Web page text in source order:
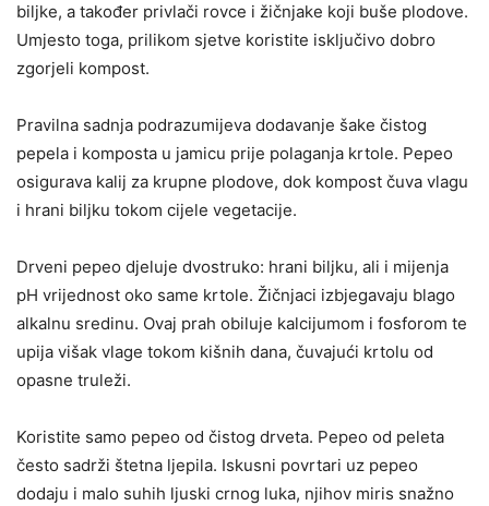
biljke, a također privlači rovce i žičnjake koji buše plodove.
Umjesto toga, prilikom sjetve koristite isključivo dobro
zgorjeli kompost.
Pravilna sadnja podrazumijeva dodavanje šake čistog
pepela i komposta u jamicu prije polaganja krtole. Pepeo
osigurava kalij za krupne plodove, dok kompost čuva vlagu
i hrani biljku tokom cijele vegetacije.
Drveni pepeo djeluje dvostruko: hrani biljku, ali i mijenja
pH vrijednost oko same krtole. Žičnjaci izbjegavaju blago
alkalnu sredinu. Ovaj prah obiluje kalcijumom i fosforom te
upija višak vlage tokom kišnih dana, čuvajući krtolu od
opasne truleži.
Koristite samo pepeo od čistog drveta. Pepeo od peleta
često sadrži štetna ljepila. Iskusni povrtari uz pepeo
dodaju i malo suhih ljuski crnog luka, njihov miris snažno